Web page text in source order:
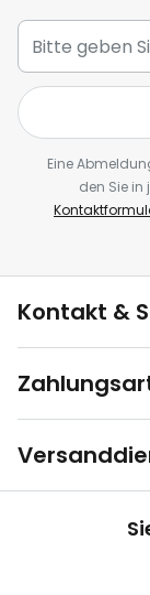
Eine
den Sie in
Kontakt &